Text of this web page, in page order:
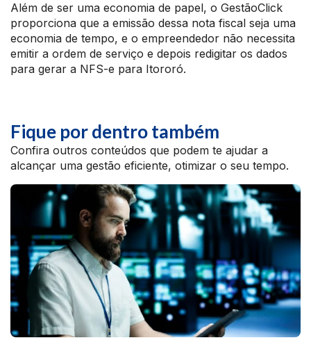
Além de ser uma economia de papel, o GestãoClick
proporciona que a emissão dessa nota fiscal seja uma
economia de tempo, e o empreendedor não necessita
emitir a ordem de serviço e depois redigitar os dados
para gerar a NFS-e para Itororó.
Fique por dentro também
Confira outros conteúdos que podem te ajudar a
alcançar uma gestão eficiente, otimizar o seu tempo.